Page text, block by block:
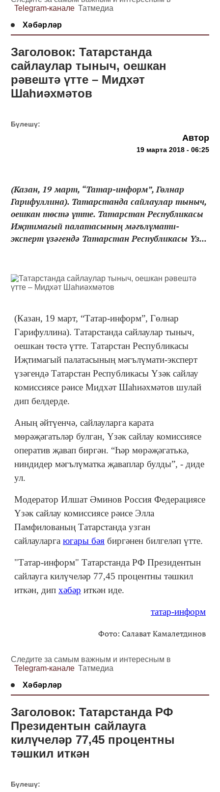
Telegram-канале Татмедиа
Хәбәрләр
Заголовок: Татарстанда
сайлаулар тыныч, оешкан
рәвештә үтте – Мидхәт
Шаһиәхмәтов
Бүлешү:
Автор
19 марта 2018 - 06:25
(Казан, 19 март, “Татар-информ”, Гөлнар
Гарифуллина). Татарстанда сайлаулар тыныч,
оешкан төстә үтте. Татарстан Республикасы
Иҗтимагый палатасының мәгълүмати-
эксперт үзәгендә Татарстан Республикасы Үз...
(Казан, 19 март, “Татар-информ”, Гөлнар
Гарифуллина). Татарстанда сайлаулар тыныч,
оешкан төстә үтте. Татарстан Республикасы
Иҗтимагый палатасының мәгълүмати-эксперт
үзәгендә Татарстан Республикасы Үзәк сайлау
комиссиясе рәисе Мидхәт Шаһиәхмәтов шулай
дип белдерде.
Аның әйтүенчә, сайлауларга карата
мөрәҗәгатьләр булган, Үзәк сайлау комиссиясе
оператив җавап биргән. “Һәр мөрәҗәгатькә,
ниндидер мәгълүматка җаваплар булды”, - диде
ул.
Модератор Илшат Әминов Россия Федерациясе
Үзәк сайлау комиссиясе рәисе Элла
Памфилованың Татарстанда узган
сайлауларга югары бәя биргәнен билгеләп үтте.
"Татар-информ" Татарстанда РФ Президентын
сайлауга килүчеләр 77,45 процентны тәшкил
иткән, дип хәбәр иткән иде.
татар-информ
Фото: Салават Камалетдинов
Следите за самым важным и интересным в
Telegram-канале Татмедиа
Хәбәрләр
Заголовок: Татарстанда РФ
Президентын сайлауга
килүчеләр 77,45 процентны
тәшкил иткән
Бүлешү: